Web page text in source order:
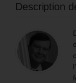
Description